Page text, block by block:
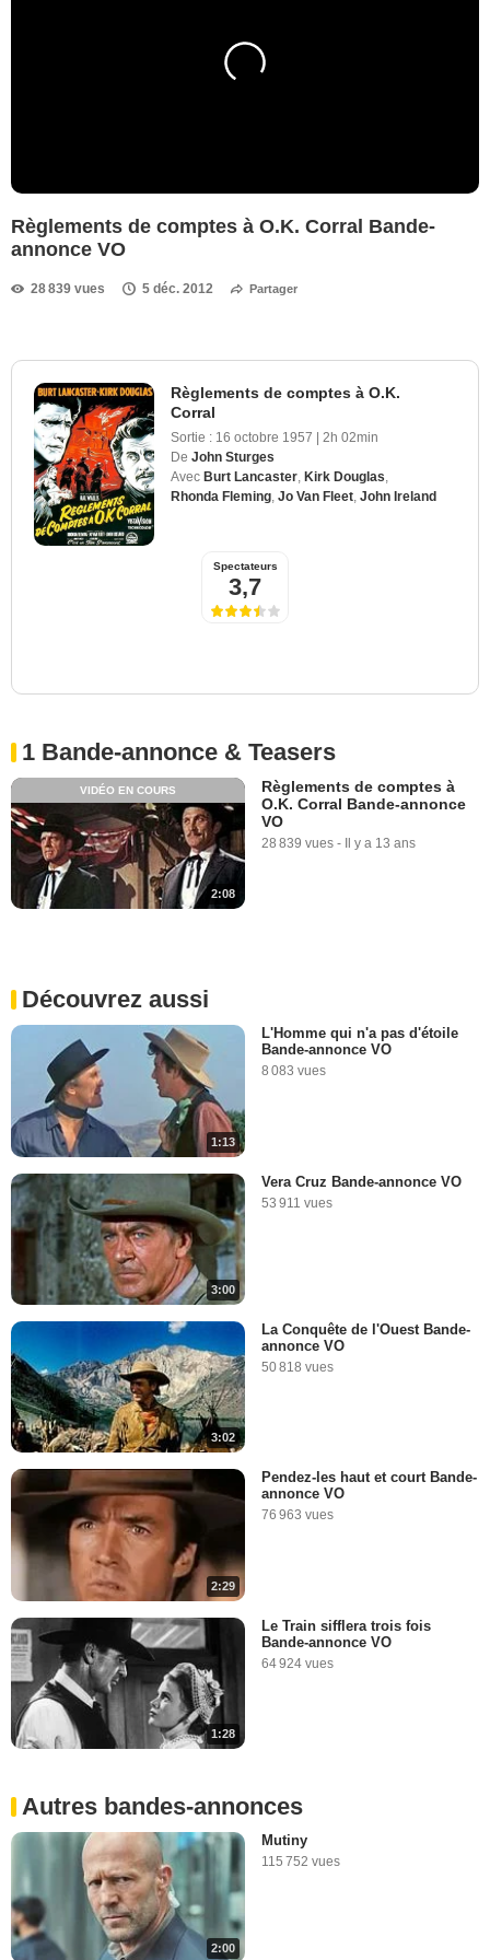
Règlements de comptes à O.K. Corral Bande-
annonce VO
28 839 vues 5 déc. 2012 Partager
Règlements de comptes à O.K.
Corral
Sortie : 16 octobre 1957 | 2h 02min
De John Sturges
Avec Burt Lancaster Kirk Douglas
Rhonda Fleming Jo Van Fleet John Ireland
Spectateurs
3,7
1 Bande-annonce & Teasers
2:08
VIDÉO EN COURS
Règlements de comptes à
O.K. Corral Bande-annonce
VO
28 839 vues - Il y a 13 ans
Découvrez aussi
1:13
L'Homme qui n'a pas d'étoile
Bande-annonce VO
8 083 vues
3:00
Vera Cruz Bande-annonce VO
53 911 vues
3:02
La Conquête de l'Ouest Bande-
annonce VO
50 818 vues
2:29
Pendez-les haut et court Bande-
annonce VO
76 963 vues
1:28
Le Train sifflera trois fois
Bande-annonce VO
64 924 vues
Autres bandes-annonces
2:00
Mutiny
115 752 vues